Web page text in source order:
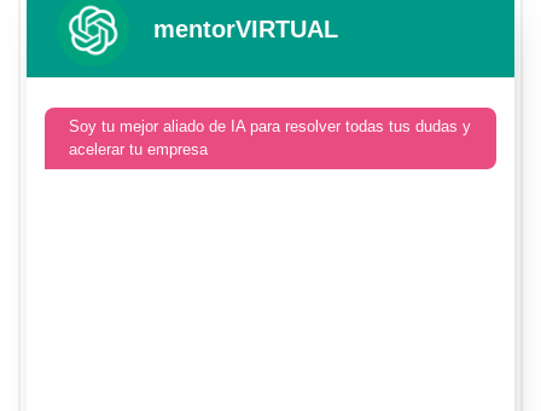
mentorVIRTUAL
Soy tu mejor aliado de IA para resolver todas tus dudas y
acelerar tu empresa